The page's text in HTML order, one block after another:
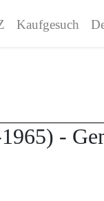
Kaufgesuch
-